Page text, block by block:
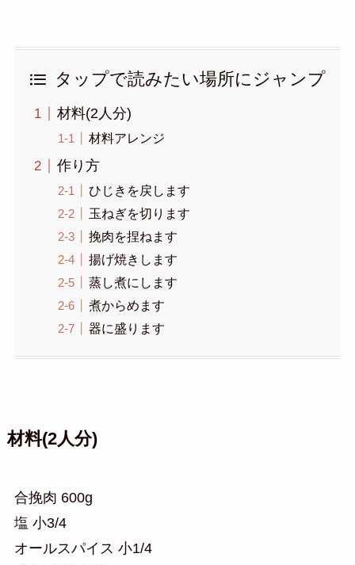
タップで読みたい場所にジャンプ
材料(2人分)
材料アレンジ
作り方
ひじきを戻します
玉ねぎを切ります
挽肉を捏ねます
揚げ焼きします
蒸し煮にします
煮からめます
器に盛ります
材料(2人分)
合挽肉 600g
塩 小3/4
オールスパイス 小1/4